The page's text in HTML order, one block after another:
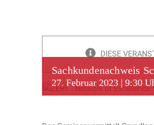
DIESE
Sachkundenachweis
27. Februar 2023 | 9:30